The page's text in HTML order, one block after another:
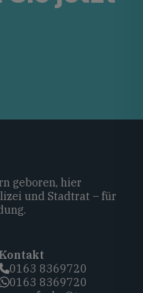
geboren, hier
und Stadtrat – für
Kontakt
0163 8369720‬
0163 8369720‬